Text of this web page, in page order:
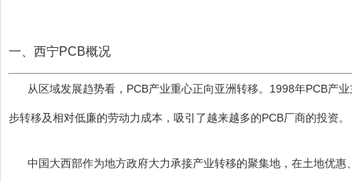
一、西宁PCB概况
从区域发展趋势看，PCB产业重心正向亚洲转移。1998年PCB产
步转移及相对低廉的劳动力成本，吸引了越来越多的PCB厂商的投资。
中国大西部作为地方政府大力承接产业转移的聚集地，在土地优